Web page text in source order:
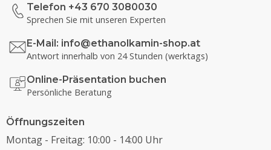
Telefon +43 670 3080030
Sprechen Sie mit unseren Experten
E-Mail: info@ethanolkamin-shop.at
Antwort innerhalb von 24 Stunden (werktags)
Online-Präsentation buchen
Persönliche Beratung
Öffnungszeiten
Montag - Freitag: 10:00 - 14:00 Uhr